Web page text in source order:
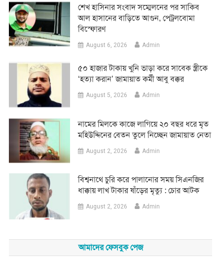
শেখ হাসিনার সংবাদ সম্মেলনের পর সাকিব
আল হাসানের বাড়িতে আগুন, পেট্রলবোমা
বিস্ফোরণ
August 6, 2026 Admin
৫০ হাজার টাকায় খুনি ভাড়া করে সাবেক স্ত্রীকে
‘হত্যা করান’ জামায়াত কর্মী আবু বক্কর
August 5, 2026 Admin
নামের মিলকে কাজে লাগিয়ে ২০ বছর ধরে মৃত
মহিউদ্দিনের বেতন তুলে নিচ্ছেন জামায়াত নেতা
August 2, 2026 Admin
‎বিশ্বনাথে চুরি করে পালানোর সময় সিএনজির
ধাক্কায় লাখ টাকার ষাঁড়ের মৃত্যু : চোর আটক
August 2, 2026 Admin
আমাদের ফেসবুক পেজ